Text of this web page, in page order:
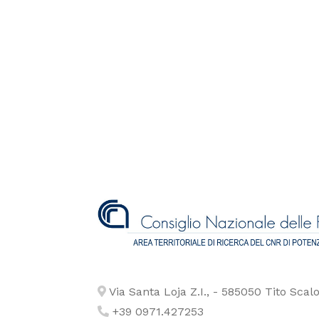
Via Santa Loja Z.I., - 585050 Tito
+39 0971.427253